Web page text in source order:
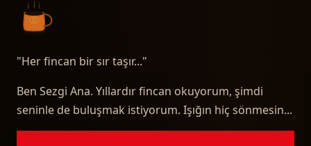
"Her fincan bir sır taşır..."
Ben Sezgi Ana. Yıllardır fincan okuyorum, şimdi
seninle de buluşmak istiyorum. Işığın hiç sönmesin...